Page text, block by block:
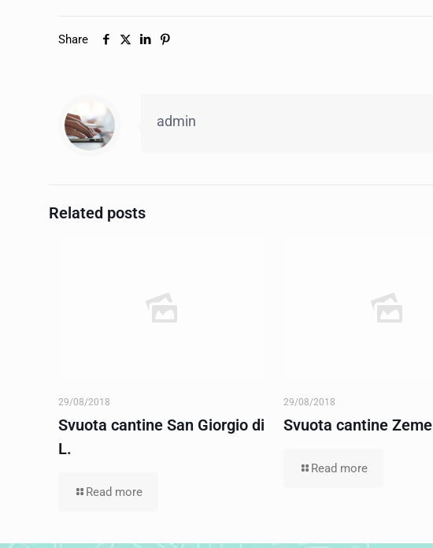
Share
admin
Related posts
29/08/2018
Svuota cantine San Giorgio di
L.
Read more
29/08/2018
Svuota cantine Zeme
Read more